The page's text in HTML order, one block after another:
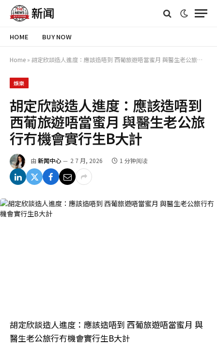
HOME BUY NOW
Home » 胡定欣談造人進度：應該造唔到 西葡旅遊唔當蜜月 與醫生老公旅行冇機會實行生B大計
娛樂
胡定欣談造人進度：應該造唔到
西葡旅遊唔當蜜月 與醫生老公旅
行冇機會實行生B大計
由 新闻中心 2 7 月, 2026 1 分钟阅读
胡定欣談造人進度：應該造唔到 西葡旅遊唔當蜜月 與
醫生老公旅行冇機會實行生B大計